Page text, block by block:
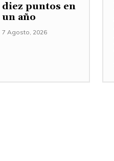
diez puntos en
un año
7 Agosto, 2026